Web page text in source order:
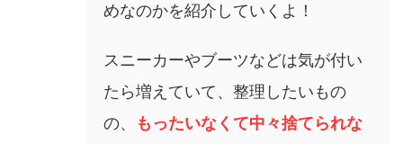
めなのかを紹介していくよ！
スニーカーやブーツなどは気が付い
たら増えていて、整理したいもの
の、
もったいなくて中々捨てられな